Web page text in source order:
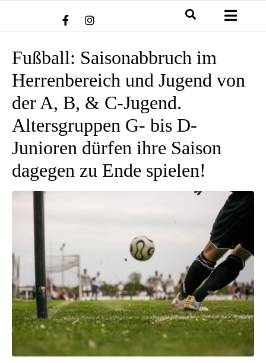
Fußball: Saisonabbruch im
Herrenbereich und Jugend von
der A, B, & C-Jugend.
Altersgruppen G- bis D-
Junioren dürfen ihre Saison
dagegen zu Ende spielen!